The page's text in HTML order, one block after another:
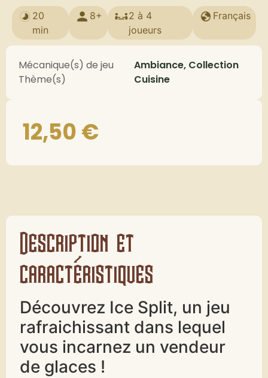
20
min
8+
2 à 4
joueurs
Français
Mécanique(s) de jeu
Ambiance, Collection
Thème(s)
Cuisine
12,50€
Description et
caractéristiques
Découvrez Ice Split, un jeu
rafraichissant dans lequel
vous incarnez un vendeur
de glaces !